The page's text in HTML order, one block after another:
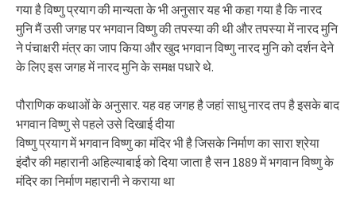
गया है विष्णु प्रयाग की मान्यता के भी अनुसार यह भी कहा गया है कि नारद
मुनि मैं उसी जगह पर भगवान विष्णु की तपस्या की थी और तपस्या में नारद मुनि
ने पंचाक्षरी मंत्र का जाप किया और खुद भगवान विष्णु नारद मुनि को दर्शन देने
के लिए इस जगह में नारद मुनि के समक्ष पधारे थे.
पौराणिक कथाओं के अनुसार. यह वह जगह है जहां साधु नारद तप है इसके बाद
भगवान विष्णु से पहले उसे दिखाई दीया
विष्णु प्रयाग में भगवान विष्णु का मंदिर भी है जिसके निर्माण का सारा श्रेया
इंदौर की महारानी अहिल्याबाई को दिया जाता है सन 1889 में भगवान विष्णु के
मंदिर का निर्माण महारानी ने कराया था